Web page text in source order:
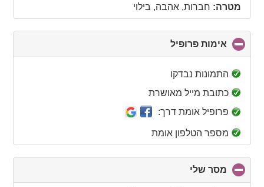
מטרה: חברות, אהבה, בילוי
אימות פרופיל
to
התמונות נבדקו
כתובת מייל מאושרת
פרופיל אומת דרך:
מספר הטלפון אומת
מסר שלי
to